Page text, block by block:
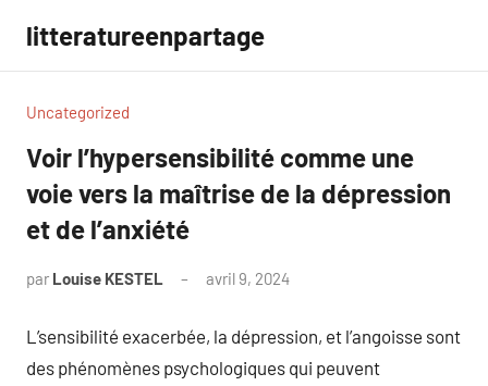
contenu
litteratureenpartage
Uncategorized
Voir l’hypersensibilité comme une
voie vers la maîtrise de la dépression
et de l’anxiété
par Louise KESTEL avril 9, 2024
L’sensibilité exacerbée, la dépression, et l’angoisse sont
des phénomènes psychologiques qui peuvent